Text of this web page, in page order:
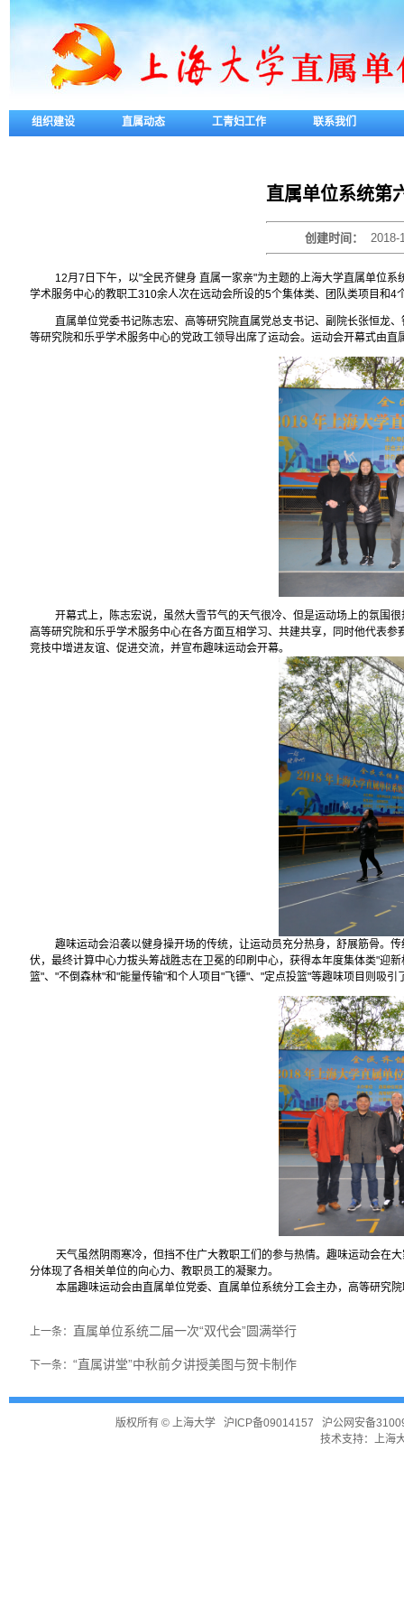
组织建设 直属动态 工青妇工作 联系我们
直属单位系统第
创建时间： 2018-
12月7日下午，以"全民齐健身 直属一家亲"为主题的上海大学直属单位
学术服务中心的教职工310余人次在远动会所设的5个集体类、团队类项目和4
直属单位党委书记陈志宏、高等研究院直属党总支书记、副院长张恒龙
等研究院和乐乎学术服务中心的党政工领导出席了运动会。运动会开幕式由
开幕式上，陈志宏说，虽然大雪节气的天气很冷、但是运动场上的氛围
高等研究院和乐乎学术服务中心在各方面互相学习、共建共享，同时他代表
竞技中增进友谊、促进交流，并宣布趣味运动会开幕。
趣味运动会沿袭以健身操开场的传统，让运动员充分热身，舒展筋骨。
伏，最终计算中心力拔头筹战胜志在卫冕的印刷中心，获得本年度集体类"迎
篮"、"不倒森林"和"能量传输"和个人项目"飞镖"、"定点投篮"等趣味项目则吸
天气虽然阴雨寒冷，但挡不住广大教职工们的参与热情。趣味运动会在
分体现了各相关单位的向心力、教职员工的凝聚力。
本届趣味运动会由直属单位党委、直属单位系统分工会主办，高等研究
上一条： 直属单位系统二届一次“双代会”圆满举行
下一条： “直属讲堂”中秋前夕讲授美图与贺卡制作
版权所有 ©上海大学 沪ICP备09014157
沪公网安备
技术支持： 上海